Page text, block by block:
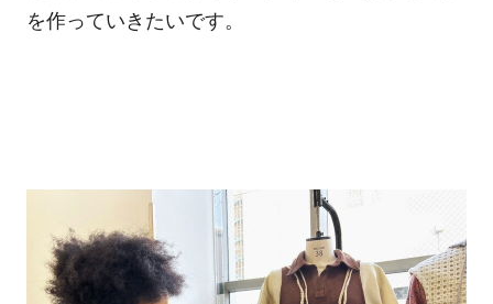
を作っていきたいです。